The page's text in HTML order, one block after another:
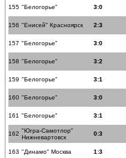
155 "Белогорье" 3:0
156 "Енисей" Красноярск 2:3
157 "Белогорье" 3:0
158 "Белогорье" 3:2
159 "Белогорье" 3:1
160 "Белогорье" 3:0
161 "Белогорье" 3:1
162 "Югра-Самотлор"
Нижневартовск
0:3
163 "Динамо" Москва 1:3